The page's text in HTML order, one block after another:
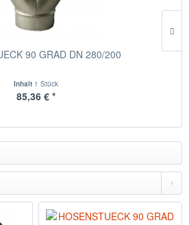
90 GRAD DN 280/200
Inhalt 1 Stück
85,36 € *